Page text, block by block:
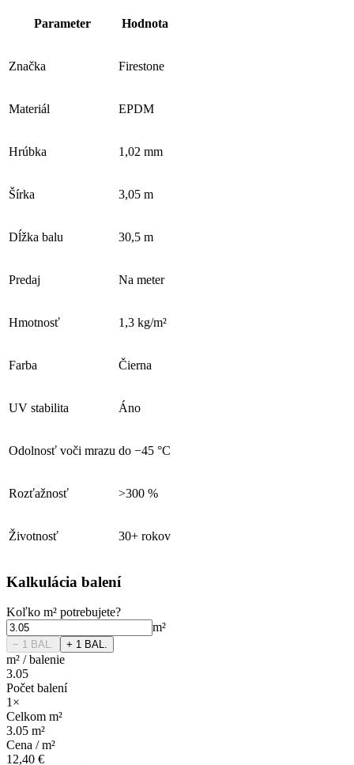
Parameter Hodnota
Značka Firestone
Materiál EPDM
Hrúbka 1,02 mm
Šírka 3,05 m
Dĺžka balu 30,5 m
Predaj Na meter
Hmotnosť 1,3 kg/m²
Farba Čierna
UV stabilita Áno
Odolnosť voči mrazu do −45 °C
Rozťažnosť >300 %
Životnosť 30+ rokov
Kalkulácia balení
Koľko m² potrebujete?
m²
− 1 BAL. + 1 BAL.
m² /balenie
3.05
Počet balení
1×
Celkom m²
3.05 m²
Cena /m²
12,40 €